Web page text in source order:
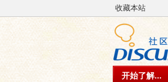
收藏本站
开始了解...